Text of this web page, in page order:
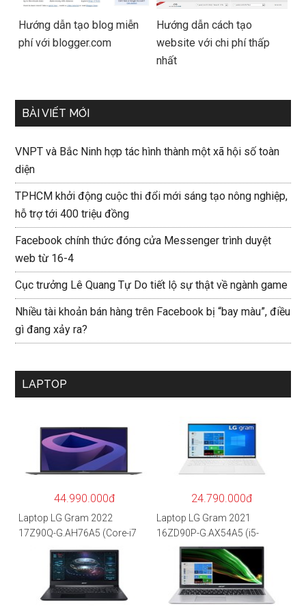
Hướng dẫn tạo blog miễn
phí với blogger.com
Hướng dẫn cách tạo
website với chi phí thấp
nhất
BÀI VIẾT MỚI
VNPT và Bắc Ninh hợp tác hình thành một xã hội số toàn
diện
TPHCM khởi động cuộc thi đổi mới sáng tạo nông nghiệp,
hỗ trợ tới 400 triệu đồng
Facebook chính thức đóng cửa Messenger trình duyệt
web từ 16-4
Cục trưởng Lê Quang Tự Do tiết lộ sự thật về ngành game
Nhiều tài khoản bán hàng trên Facebook bị “bay màu”, điều
gì đang xảy ra?
LAPTOP
44.990.000đ
Laptop LG Gram 2022
17Z90Q-G.AH76A5 (Core-i7
1260P/16GB/512GB/17″
WQXGA/Win 11/Xám)
24.790.000đ
Laptop LG Gram 2021
16ZD90P-G.AX54A5 (i5-
1135G7/8GB RAM/512GB
SSD/16″WQXGA/Dos/Trắng)